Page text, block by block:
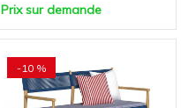
Prix sur demande
-10 %